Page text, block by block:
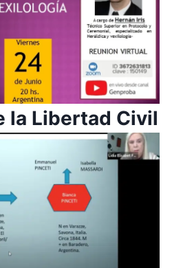
la Libertad Civil